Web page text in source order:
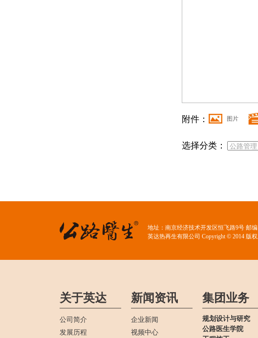
附件： 图片
选择分类：
地址：南京经济技术开发区恒飞路9号 邮编
英达热再生有限公司 Copyright © 2014 版
关于英达
公司简介
发展历程
新闻资讯
企业新闻
视频中心
集团业务
规划设计与研究
公路医生学院